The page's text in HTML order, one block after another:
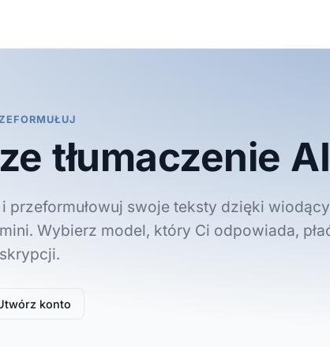
tłumaczenie
przeformułowuj swoje teksty dzięki
Wybierz model, który Ci odpowiada,
konto